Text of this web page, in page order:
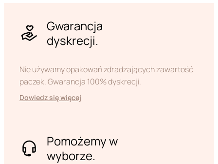
Gwarancja
dyskrecji.
Nie używamy opakowań zdradzających zawartość
paczek. Gwarancja 100% dyskrecji.
Dowiedz się więcej
Pomożemy w
wyborze.